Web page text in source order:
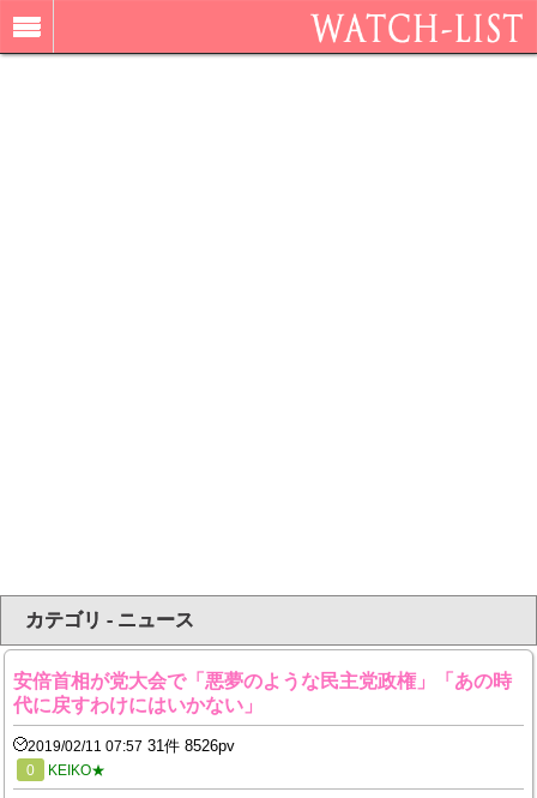
カテゴリ - ニュース
安倍首相が党大会で「悪夢のような民主党政権」「あの時
代に戻すわけにはいかない」
2019/02/11 07:57 31件 8526pv
0 KEIKO★